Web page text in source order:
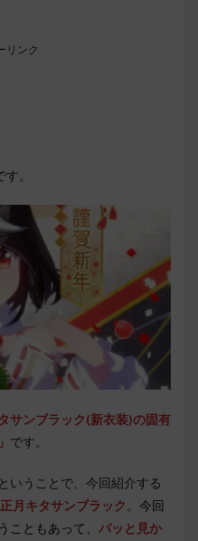
リンク
す。
サンブラック(新衣装)の固有
です。
いうことで、今回紹介する
正月キタサンブラック 。 今回
こともあって、 パッと見か